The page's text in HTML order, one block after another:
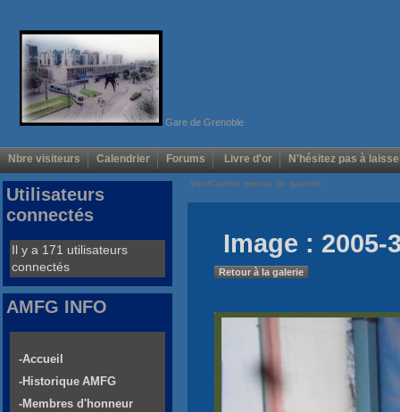
Gare de Grenoble
Nbre visiteurs Calendrier Forums Livre d'or N'hésitez pas à
Voir/Cacher menus de gauche
Image : 2005-
Retour à la galerie
Utilisateurs
connectés
Il y a 171 utilisateurs
connectés
AMFG INFO
-Accueil
-Historique AMFG
-Membres d'honneur